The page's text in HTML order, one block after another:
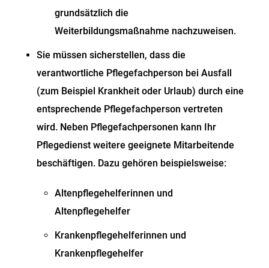
grundsätzlich die
Weiterbildungsmaßnahme nachzuweisen.
Sie müssen sicherstellen, dass die
verantwortliche Pflegefachperson bei Ausfall
(zum Beispiel Krankheit oder Urlaub) durch eine
entsprechende Pflegefachperson vertreten
wird. Neben Pflegefachpersonen kann Ihr
Pflegedienst weitere geeignete Mitarbeitende
beschäftigen. Dazu gehören beispielsweise:
Altenpflegehelferinnen und
Altenpflegehelfer
Krankenpflegehelferinnen und
Krankenpflegehelfer